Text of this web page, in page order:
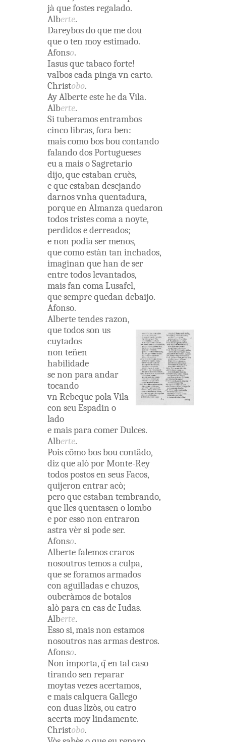
jàquefostesregalado.
Alberte.
Dareybosdoquemedou
queoten moyestimado.
Afonso.
Iasusquetabacoforte!
valboscadapingavn carto.
Christobo.
AyAlberteestehedaVila.
Alberte.
Situberamosentrambos
cincolibras,foraben:
maiscomobosboucontando
falandodosPortugueses
euamaisoSagretario
dijo,queestaban cruès,
equeestaban desejando
darnosvnhaquentadura,
porqueen Almanzaquedaron
todostristescomaanoyte,
perdidosederreados;
enon podiasermenos,
quecomoestàn tan inchados,
imaginan quehan deser
entretodoslevantados,
maisfan comaLusafel,
quesemprequedan debaijo.
Afonso.
Albertetendesrazon,
quetodosson us
cuytados
non teñen
habilidade
se non paraandar
tocando
vn RebequepolaVila
con seuEspadin o
lado
emaisparacomerDulces.
Alberte.
Poiscõmobosboucontãdo,
diz quealòporMonte-Rey
todospostosen seusFacos,
quijeron entraracò;
peroqueestaban tembrando,
quellesquentasen olombo
eporessonon entraron
astravèrsipodeser.
Afonso.
Albertefalemoscraros
nosoutrostemosaculpa,
queseforamosarmados
con aguilladasechuzos,
ouberàmosdebotalos
alòparaen casdeIudas.
Alberte.
Essosi,maisnon estamos
nosoutrosnasarmasdestros.
Afonso.
Non importa,q̃en talcaso
tirandosen reparar
moytasvezesacertamos,
emaiscalqueraGallego
con duaslizòs,oucatro
acertamoylindamente.
Christobo.